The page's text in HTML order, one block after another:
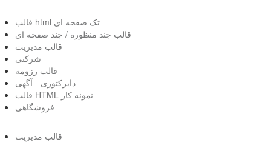
قالب html تک صفحه ای
قالب چند منظوره / چند صفحه ای
قالب مدیریت
شرکتی
قالب رزومه
دایرکتوری - آگهی
قالب HTML نمونه کار
فروشگاهی
قالب مدیریت